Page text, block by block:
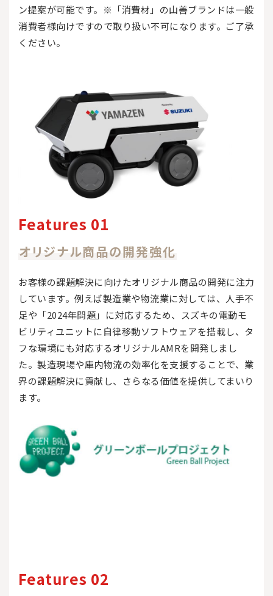
ン提案が可能です。※「消費材」の山善ブランドは一般
消費者様向けですので取り扱い不可になります。ご了承
ください。
Features 01
オリジナル商品の開発強化
お客様の課題解決に向けたオリジナル商品の開発に注力
しています。例えば製造業や物流業に対しては、人手不
足や「2024年問題」に対応するため、スズキの電動モ
ビリティユニットに自律移動ソフトウェアを搭載し、タ
フな環境にも対応するオリジナルAMRを開発しまし
た。製造現場や庫内物流の効率化を支援することで、業
界の課題解決に貢献し、さらなる価値を提供してまいり
ます。
Features 02